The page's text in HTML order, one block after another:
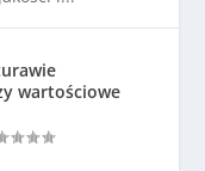
wartościowe